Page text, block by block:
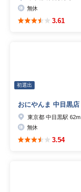
無休
3.61
初選出
おにやんま 中目黒店
東京都 中目黒駅 62m
無休
3.54